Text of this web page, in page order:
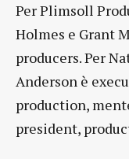
Per Plimsoll
Holmes e Grant
producers. Per
Anderson è
production,
president,